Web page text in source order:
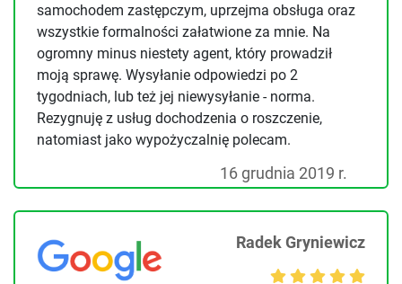
samochodem zastępczym, uprzejma obsługa oraz
wszystkie formalności załatwione za mnie. Na
ogromny minus niestety agent, który prowadził
moją sprawę. Wysyłanie odpowiedzi po 2
tygodniach, lub też jej niewysyłanie - norma.
Rezygnuję z usług dochodzenia o roszczenie,
natomiast jako wypożyczalnię polecam.
16 grudnia 2019 r.
Radek Gryniewicz